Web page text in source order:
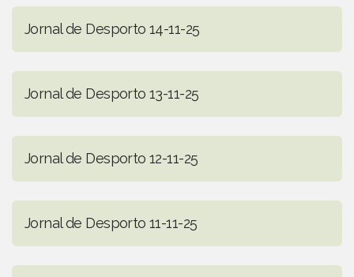
Jornal de Desporto 14-11-25
Jornal de Desporto 13-11-25
Jornal de Desporto 12-11-25
Jornal de Desporto 11-11-25